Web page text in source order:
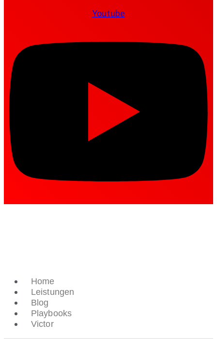
Youtube
Home
Leistungen
Blog
Playbooks
Victor